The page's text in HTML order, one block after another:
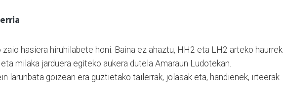
zaio hasiera hiruhilabete honi. Baina ez ahaztu, HH2 eta LH2 arteko haurrek
milaka jarduera egiteko aukera dutela Amaraun Ludotekan.
larunbata goizean era guztietako tailerrak, jolasak eta, handienek, irteerak